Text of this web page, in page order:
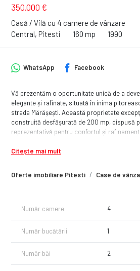
350,000 €
Casă / Vilă cu 4 camere de vânzare
Central, Pitesti
160 mp 1990
Oferte imobiliare Pitesti Case de
WhatsApp Facebook
Vă prezentăm o oportunitate unică de a
elegante și rafinate, situată în inima
strada Mărășești. Această proprietate
construită desfășurată de 200 mp, dispusă
reprezentativă pentru confortul și
Caracteristici cheie ale acestei vile includ:
Amplasată strategic pe strada Mărășești din
instituțiile educaționale și zonele de
2. Spațiu Generos și Design Elegant
Vila dispune de 4 camere spațioase,
vă desfășura creativitatea și a vă
Citește mai mult
Număr camere 4
Număr bucătării 1
Număr băi 2